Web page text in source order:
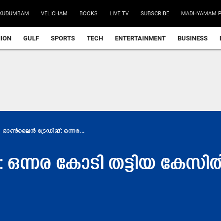
VELICHAM BOOKS LIVE TV SUBSCRIBE MADHYAMAM
GULF SPORTS TECH ENTERTAINMENT BUSINESS
ഓൺലൈൻ ട്രേഡിങ്​: ഒന്നര...
കോടി തട്ടിയ